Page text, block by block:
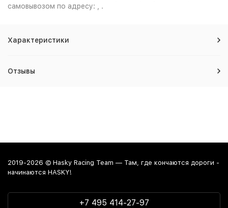
самовывозом по адресу: , .
Характеристики
Отзывы
2019-2026 © Hasky Racing Team — Там, где кончаются дороги -
начинаются HASKY!
+7 495 414-27-97